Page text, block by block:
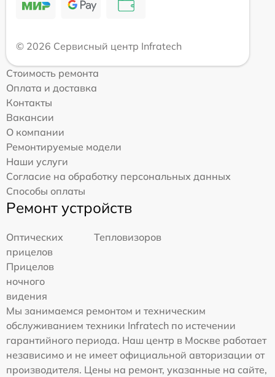
© 2026 Сервисный центр Infratech
Стоимость ремонта
Оплата и доставка
Контакты
Вакансии
О компании
Ремонтируемые модели
Наши услуги
Согласие на обработку персональных данных
Способы оплаты
Ремонт устройств
Оптических
прицелов
Тепловизоров
Прицелов
ночного
видения
Мы занимаемся ремонтом и техническим
обслуживанием техники Infratech по истечении
гарантийного периода. Наш центр в Москве работает
независимо и не имеет официальной авторизации от
производителя. Цены на ремонт, указанные на сайте,